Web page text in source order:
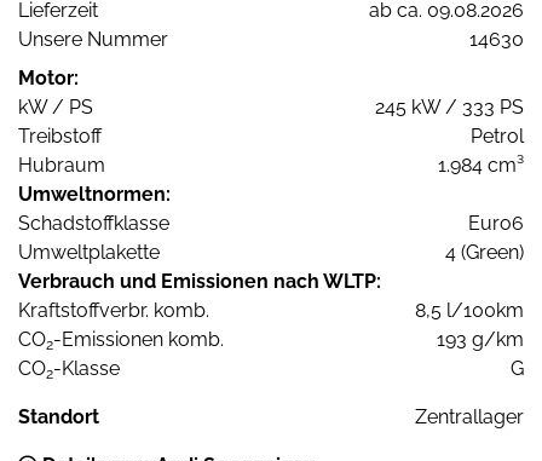
Lieferzeit
ab ca. 09.08.2026
Unsere Nummer
14630
Motor:
kW / PS
245 kW / 333 PS
Treibstoff
Petrol
Hubraum
1.984 cm³
Umweltnormen:
Schadstoffklasse
Euro6
Umweltplakette
4 (Green)
Verbrauch und Emissionen nach WLTP:
Kraftstoffverbr. komb.
8,5 l/100km
CO2-Emissionen komb.
193 g/km
CO2-Klasse G
Standort Zentrallager